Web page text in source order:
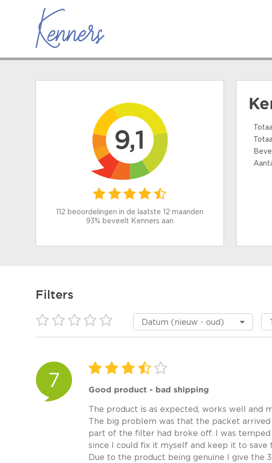
9,1
112 beoordelingen in de laatste 12 maanden
93% beveelt Kenners aan
Filters
7 Good product - bad shipping
The product is as expected, works well and
The big problem was that the packet
part of the filter had broke off. I was
since I could fix it myself and keep it to save
Due to the product being genuine I give the